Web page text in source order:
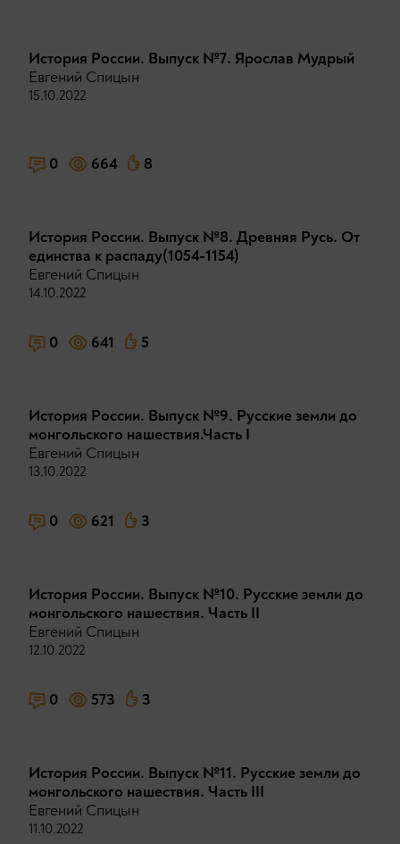
История России. Выпуск №7. Ярослав Мудрый
Евгений Спицын
15.10.2022
0 664 8
История России. Выпуск №8. Древняя Русь. От
единства к распаду(1054-1154)
Евгений Спицын
14.10.2022
0 641 5
История России. Выпуск №9. Русские земли до
монгольского нашествия.Часть I
Евгений Спицын
13.10.2022
0 621 3
История России. Выпуск №10. Русские земли до
монгольского нашествия. Часть II
Евгений Спицын
12.10.2022
0 573 3
История России. Выпуск №11. Русские земли до
монгольского нашествия. Часть III
Евгений Спицын
11.10.2022